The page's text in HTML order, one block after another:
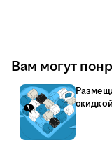
Вам могут